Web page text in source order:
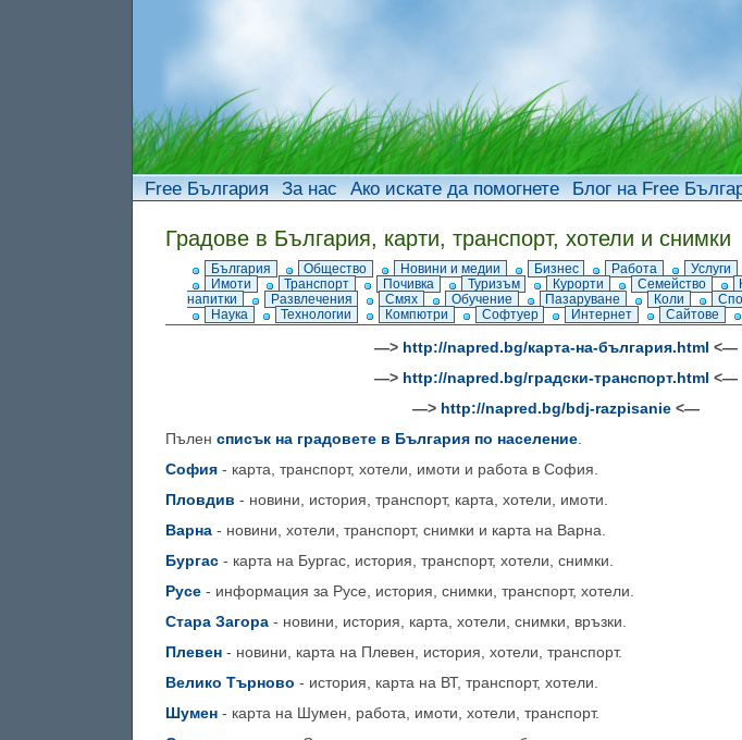
Free България За нас Ако искате да помогнете Блог на Free
Градове в България, карти, транспорт, хотели и снимки
България Общество Новини и медии Бизнес Работа Услуги
Имоти
Транспорт Почивка Туризъм Курорти Семейство
напитки
Развлечения Смях Обучение Пазаруване Коли
Наука
Технологии Компютри Софтуер Интернет Сайтове
—> http://napred.bg/карта-на-българия.html <—
—> http://napred.bg/градски-транспорт.html <—
—> http://napred.bg/bdj-razpisanie<—
Пълен списък на градовете в България по население.
София - карта, транспорт, хотели, имоти и работа в София.
Пловдив - новини, история, транспорт, карта, хотели, имоти.
Варна - новини, хотели, транспорт, снимки и карта на Варна.
Бургас - карта на Бургас, история, транспорт, хотели, снимки.
Русе - информация за Русе, история, снимки, транспорт, хотели.
Стара Загора - новини, история, карта, хотели, снимки, връзки.
Плевен - новини, карта на Плевен, история, хотели, транспорт.
Велико Търново - история, карта на ВТ, транспорт, хотели.
Шумен - карта на Шумен, работа, имоти, хотели, транспорт.